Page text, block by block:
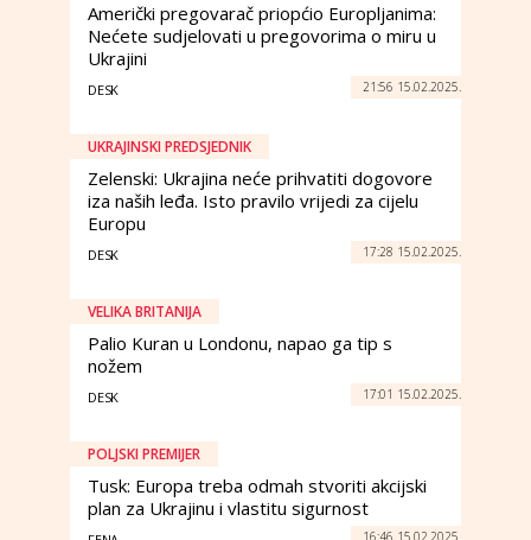
Američki pregovarač priopćio Europljanima:
Nećete sudjelovati u pregovorima o miru u
Ukrajini
DESK 21:56 15.02.2025.
UKRAJINSKI PREDSJEDNIK
Zelenski: Ukrajina neće prihvatiti dogovore
iza naših leđa. Isto pravilo vrijedi za cijelu
Europu
DESK 17:28 15.02.2025.
VELIKA BRITANIJA
Palio Kuran u Londonu, napao ga tip s
nožem
DESK 17:01 15.02.2025.
POLJSKI PREMIJER
Tusk: Europa treba odmah stvoriti akcijski
plan za Ukrajinu i vlastitu sigurnost